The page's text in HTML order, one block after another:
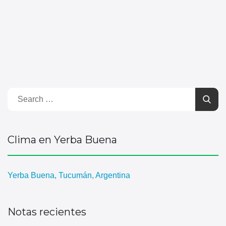
Clima en Yerba Buena
Yerba Buena, Tucumán, Argentina
Notas recientes